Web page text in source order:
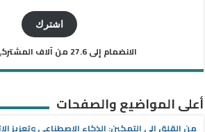
اشترك
الانضمام إلى 27.6 من آلاف المشتركين الآخرين
أعلى المواضيع والصفحات
من القلق إلى التمكين: الذكاء الاصطناعي وتعزيز